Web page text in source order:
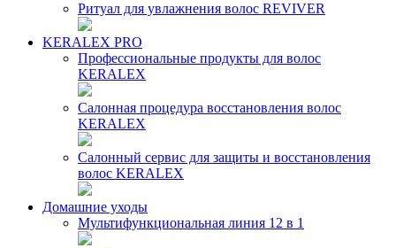
Ритуал для увлажнения волос REVIVER
KERALEX PRO
Профессиональные продукты для волос
KERALEX
Салонная процедура восстановления волос
KERALEX
Салонный сервис для защиты и восстановления
волос KERALEX
Домашние уходы
Мультифункциональная линия 12 в 1